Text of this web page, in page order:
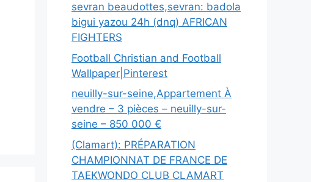
sevran beaudottes,sevran: badola
bigui yazou 24h (dnq) AFRICAN
FIGHTERS
Football Christian and Football
Wallpaper|Pinterest
neuilly-sur-seine,Appartement À
vendre – 3 pièces – neuilly-sur-
seine – 850 000 €
(Clamart): PRÉPARATION
CHAMPIONNAT DE FRANCE DE
TAEKWONDO CLUB CLAMART